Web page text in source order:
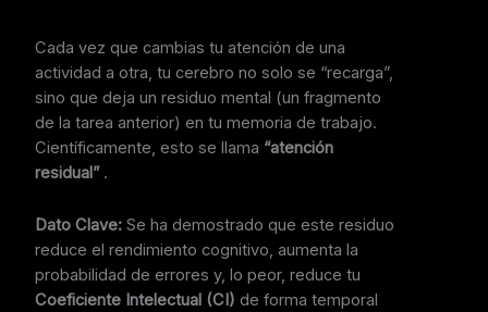
Cada vez que cambias tu atención de una
actividad a otra, tu cerebro no solo se “recarga”,
sino que deja un residuo mental (un fragmento
de la tarea anterior) en tu memoria de trabajo.
Científicamente, esto se llama “atención
residual”.
Dato Clave: Se ha demostrado que este residuo
reduce el rendimiento cognitivo, aumenta la
probabilidad de errores y, lo peor, reduce tu
Coeficiente Intelectual (CI) de forma temporal